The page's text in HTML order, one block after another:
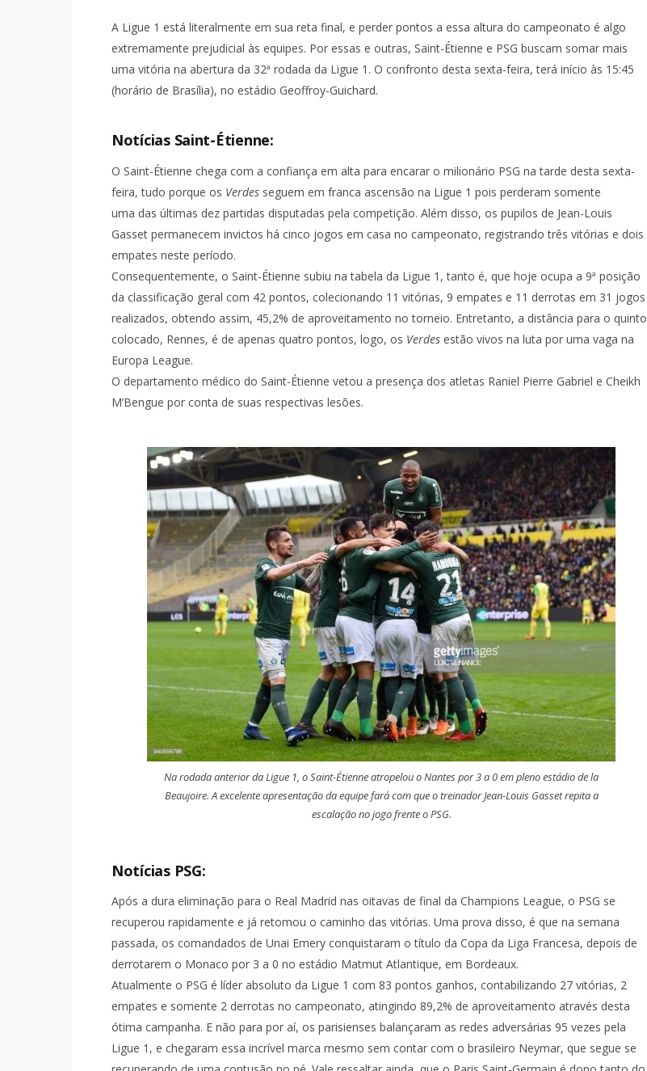
A Ligue 1 está literalmente em sua reta final, e perder pontos a essa altura do campeonato é algo
extremamente prejudicial às equipes. Por essas e outras, Saint-Étienne e PSG buscam somar mais
uma vitória na abertura da 32ª rodada da Ligue 1. O confronto desta sexta-feira, terá início às 15:45
(horário de Brasília), no estádio Geoffroy-Guichard.
Notícias Saint-Étienne:
O Saint-Étienne chega com a confiança em alta para encarar o milionário PSG na tarde desta sexta-
feira, tudo porque os Verdes seguem em franca ascensão na Ligue 1 pois perderam somente
uma das últimas dez partidas disputadas pela competição. Além disso, os pupilos de Jean-Louis
Gasset permanecem invictos há cinco jogos em casa no campeonato, registrando três vitórias e dois
empates neste período.
Consequentemente, o Saint-Étienne subiu na tabela da Ligue 1, tanto é, que hoje ocupa a 9ª posição
da classificação geral com 42 pontos, colecionando 11 vitórias, 9 empates e 11 derrotas em 31 jogos
realizados, obtendo assim, 45,2% de aproveitamento no torneio. Entretanto, a distância para o quinto
colocado, Rennes, é de apenas quatro pontos, logo, os Verdes estão vivos na luta por uma vaga na
Europa League.
O departamento médico do Saint-Étienne vetou a presença dos atletas Raniel Pierre Gabriel e Cheikh
M’Bengue por conta de suas respectivas lesões.
Na rodada anterior da Ligue 1, o Saint-Étienne atropelou o Nantes por 3 a 0 em pleno estádio de la
Beaujoire. A excelente apresentação da equipe fará com que o treinador Jean-Louis Gasset repita a
escalação no jogo frente o PSG.
Notícias PSG:
Após a dura eliminação para o Real Madrid nas oitavas de final da Champions League, o PSG se
recuperou rapidamente e já retomou o caminho das vitórias. Uma prova disso, é que na semana
passada, os comandados de Unai Emery conquistaram o título da Copa da Liga Francesa, depois de
derrotarem o Monaco por 3 a 0 no estádio Matmut Atlantique, em Bordeaux.
Atualmente o PSG é líder absoluto da Ligue 1 com 83 pontos ganhos, contabilizando 27 vitórias, 2
empates e somente 2 derrotas no campeonato, atingindo 89,2% de aproveitamento através desta
ótima campanha. E não para por aí, os parisienses balançaram as redes adversárias 95 vezes pela
Ligue 1, e chegaram essa incrível marca mesmo sem contar com o brasileiro Neymar, que segue se